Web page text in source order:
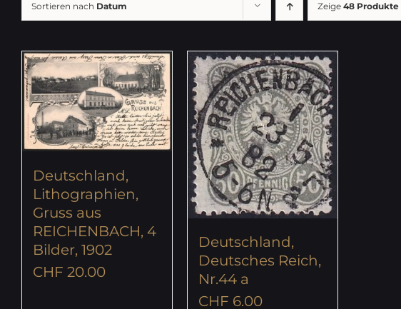
Sortieren nach Datum Zeige 48 Produkte
Deutschland,
Lithographien,
Gruss aus
REICHENBACH, 4
Bilder, 1902
CHF 20.00
Deutschland,
Deutsches Reich,
Nr.44 a
CHF 6.00